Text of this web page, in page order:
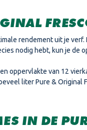
rendement uit je
nodig hebt, kun je de
oppervlakte van 12
liter Pure & Original
IN DE